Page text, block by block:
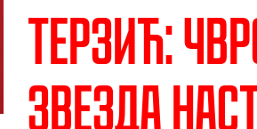
Терзић:
Звезда